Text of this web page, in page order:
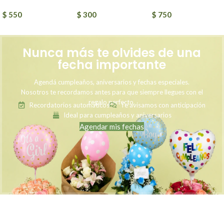
$ 550 $ 300 $ 750
Nunca más te olvides de una
fecha importante
Agendá cumpleaños, aniversarios y fechas especiales.
Nosotros te recordamos antes para que siempre llegues con el
regalo perfecto.
Recordatorios automáticos
Te avisamos con anticipación
Ideal para cumpleaños y aniversarios
Agendar mis fechas